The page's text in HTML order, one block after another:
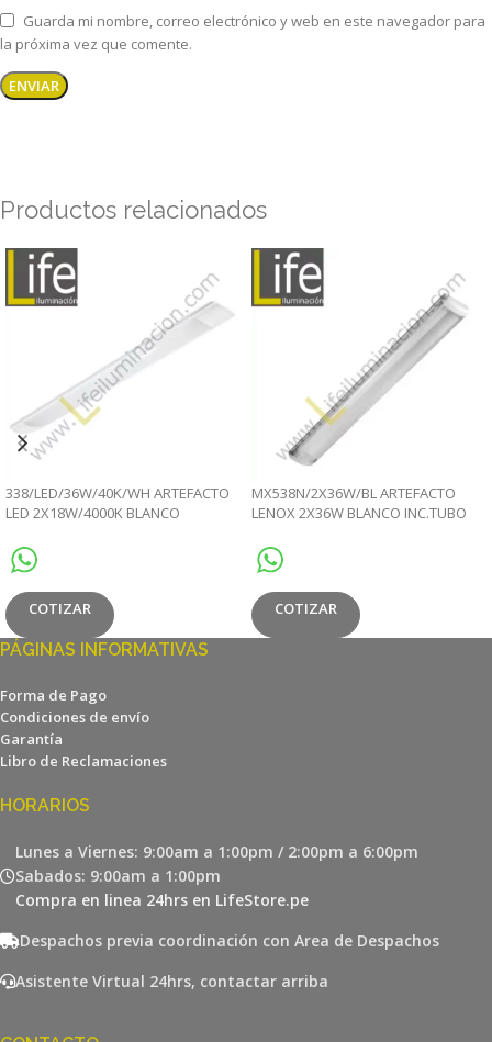
Guarda mi nombre, correo electrónico y web en este navegador para
la próxima vez que comente.
Productos relacionados
338/LED/36W/40K/WH ARTEFACTO
LED 2X18W/4000K BLANCO
COTIZAR
MX538N/2X36W/BL ARTEFACTO
LENOX 2X36W BLANCO INC.TUBO
COTIZAR
PÁGINAS INFORMATIVAS
Forma de Pago
Condiciones de envío
Garantía
Libro de Reclamaciones
HORARIOS
Lunes a Viernes: 9:00am a 1:00pm / 2:00pm a 6:00pm
Sabados: 9:00am a 1:00pm
Compra en linea 24hrs en LifeStore.pe
Despachos previa coordinación con Area de Despachos
Asistente Virtual 24hrs, contactar arriba